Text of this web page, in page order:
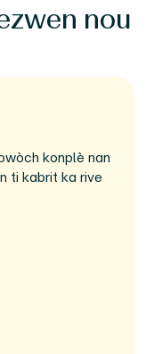
nou
konplè nan
ti kabrit ka rive